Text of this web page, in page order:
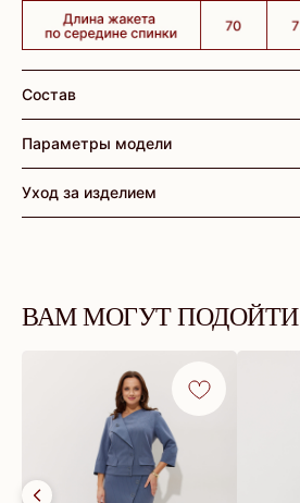
Состав
Параметры модели
Уход за изделием
ВАМ МОГУТ ПОДОЙТИ